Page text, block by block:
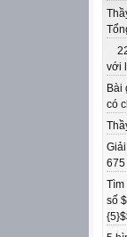
với
Bài
có
675
Tìm
số